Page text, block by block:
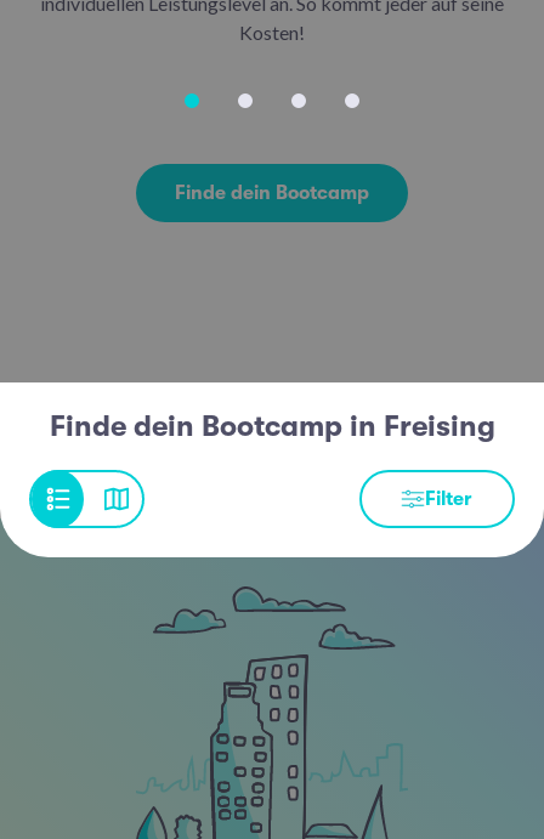
Kosten!
Finde dein Bootcamp
Finde dein Bootcamp in Freising
Filter